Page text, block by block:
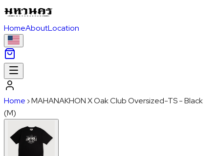
HomeAboutLocation
Home ›MAHANAKHON X Oak Club Oversized-TS - Black
(M)